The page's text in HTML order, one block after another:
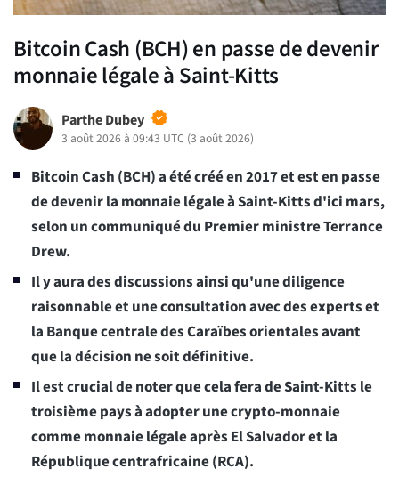
Bitcoin Cash (BCH) en passe de devenir
monnaie légale à Saint-Kitts
Parthe Dubey
3 août 2026 à 09:43 UTC (3 août 2026)
Bitcoin Cash (BCH) a été créé en 2017 et est en passe
de devenir la monnaie légale à Saint-Kitts d'ici mars,
selon un communiqué du Premier ministre Terrance
Drew.
Il y aura des discussions ainsi qu'une diligence
raisonnable et une consultation avec des experts et
la Banque centrale des Caraïbes orientales avant
que la décision ne soit définitive.
Il est crucial de noter que cela fera de Saint-Kitts le
troisième pays à adopter une crypto-monnaie
comme monnaie légale après El Salvador et la
République centrafricaine (RCA).